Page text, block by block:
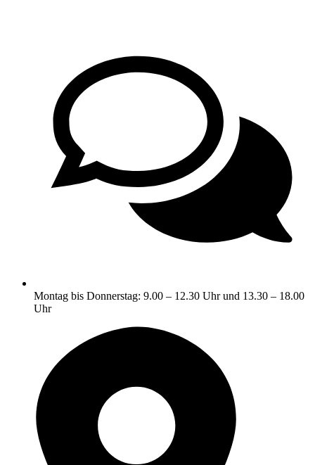
Montag bis Donnerstag: 9.00 – 12.30 Uhr und 13.30 – 18.00
Uhr